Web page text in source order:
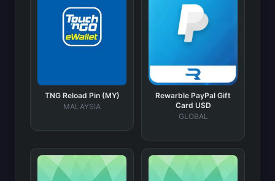
TNG Reload Pin (MY)
MALAYSIA
Rewarble PayPal Gift
Card USD
GLOBAL